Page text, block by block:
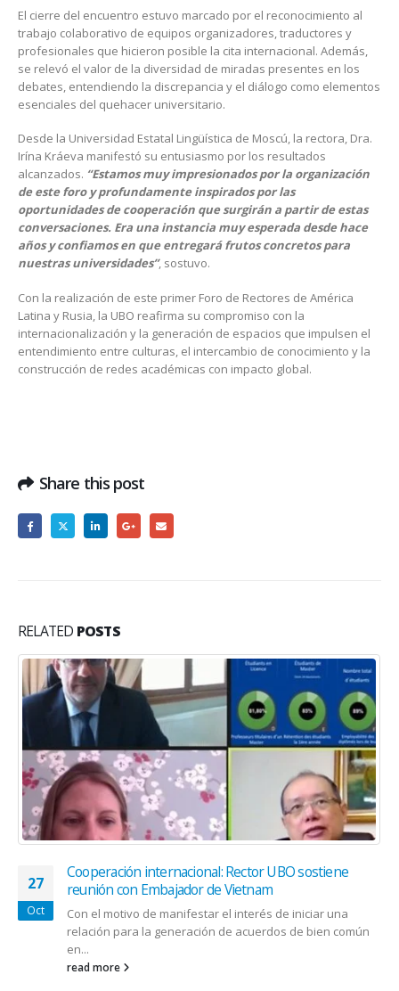
El cierre del encuentro estuvo marcado por el reconocimiento al
trabajo colaborativo de equipos organizadores, traductores y
profesionales que hicieron posible la cita internacional. Además,
se relevó el valor de la diversidad de miradas presentes en los
debates, entendiendo la discrepancia y el diálogo como elementos
esenciales del quehacer universitario.
Desde la Universidad Estatal Lingüística de Moscú, la rectora, Dra.
Irína Kráeva manifestó su entusiasmo por los resultados
alcanzados. “Estamos muy impresionados por la organización
de este foro y profundamente inspirados por las
oportunidades de cooperación que surgirán a partir de estas
conversaciones. Era una instancia muy esperada desde hace
años y confiamos en que entregará frutos concretos para
nuestras universidades”, sostuvo.
Con la realización de este primer Foro de Rectores de América
Latina y Rusia, la UBO reafirma su compromiso con la
internacionalización y la generación de espacios que impulsen el
entendimiento entre culturas, el intercambio de conocimiento y la
construcción de redes académicas con impacto global.
Share this post
RELATED POSTS
27
Oct
Cooperación internacional: Rector UBO sostiene
reunión con Embajador de Vietnam
Con el motivo de manifestar el interés de iniciar una
relación para la generación de acuerdos de bien común
en...
read more